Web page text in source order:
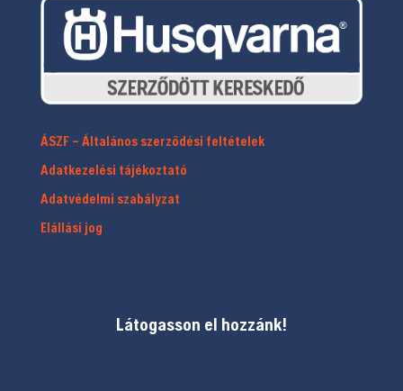
ÁSZF – Általános szerződési feltételek
Adatkezelési tájékoztató
Adatvédelmi szabályzat
Elállási jog
Látogasson el hozzánk!